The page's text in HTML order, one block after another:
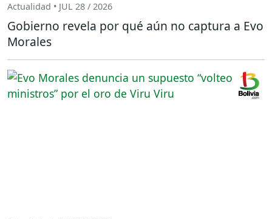
Actualidad • JUL 28 / 2026
Gobierno revela por qué aún no captura a Evo
Morales